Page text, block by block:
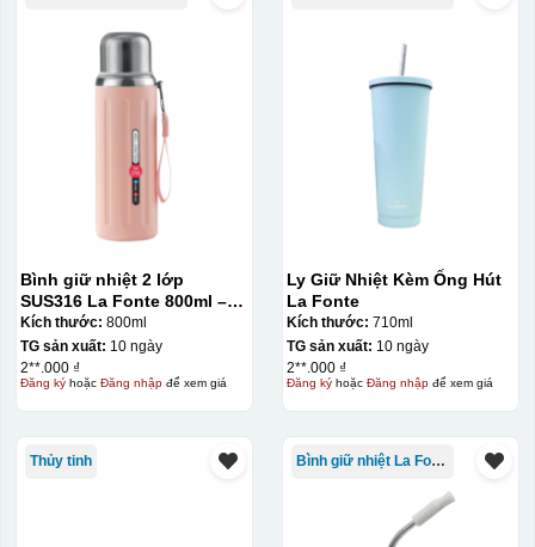
Bình giữ nhiệt 2 lớp
SUS316 La Fonte 800ml –
012720
Kích thước: 800ml
TG sản xuất: 10 ngày
2**.000 ₫
Đăng kýhoặc Đăng nhậpđể xem giá
Ly Giữ Nhiệt Kèm Ống Hút
La Fonte
Kích thước: 710ml
TG sản xuất: 10 ngày
2**.000 ₫
Đăng kýhoặc Đăng nhậpđể xem giá
Thủy tinh Bình giữ nhiệt La Fonte